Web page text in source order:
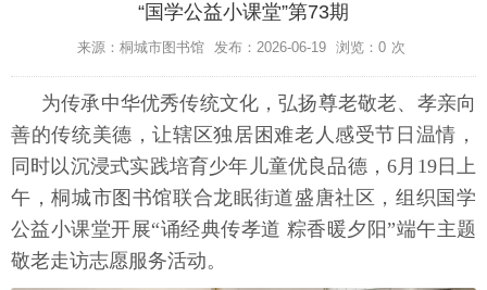
“国学公益小课堂”第73期
来源：桐城市图书馆 发布：2026-06-19 浏览： 0 次
为传承中华优秀传统文化，弘扬尊老敬老、孝亲向
善的传统美德，让辖区独居困难老人感受节日温情，
同时以沉浸式实践培育少年儿童优良品德，6月19日上
午，桐城市图书馆联合龙眠街道盛唐社区，组织国学
公益小课堂开展“诵经典传孝道 粽香暖夕阳”端午主题
敬老走访志愿服务活动。